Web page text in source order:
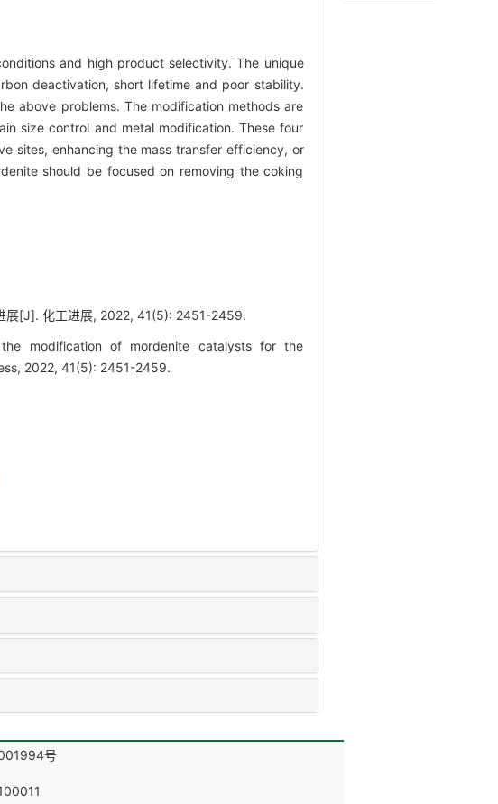
and high product selectivity. The unique
deactivation, short lifetime and poor stability.
above problems. The modification methods are
size control and metal modification. These four
sites, enhancing the mass transfer efficiency, or
should be focused on removing the coking
展[J]. 化工进展, 2022, 41(5): 2451-2459.
the modification of mordenite catalysts for the
2022, 41(5): 2451-2459.
号